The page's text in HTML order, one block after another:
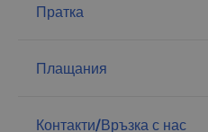
Пратка
Плащания
Контакти/Връзка с нас